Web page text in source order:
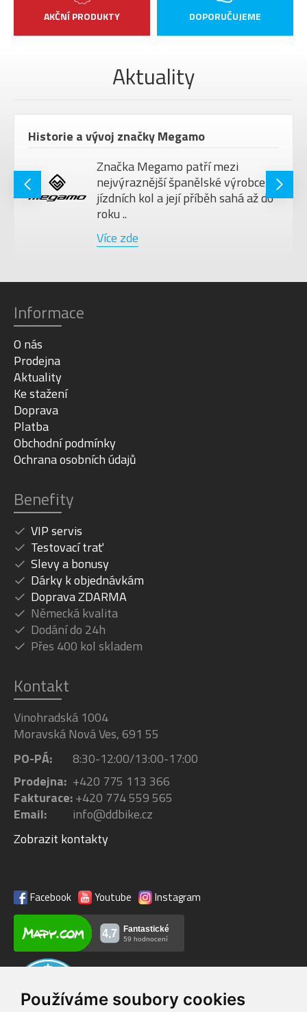
Používáme soubory cookies
AKČNÍ PRODUKTY DOPORUČUJEME
Aktuality
Historie a vývoj značky Megamo
Značka Megamo patří mezi
nejvýraznější španělské výrobce
jízdních kol a její příběh sahá až do
roku ..
Více zde
Informace
O nás
Prodejna
Aktuality
Ke stažení
Doprava
Platba
Obchodní podmínky
Ochrana osobních údajů
Benefity
VIP servis
Testovací trať
Slevy a bonusy
Dárky k objednávkám
Doprava ZDARMA
Německá kvalita
Dodání do 24h
Přes 400 kol skladem
Kontakt
Vinohradská 1004
Moravská Nová Ves, 691 55
PO-PÁ:
8:30-12:00/13:00-17:00
Prodejna: +420 775 113 366
Fakturace:+420 774 559 565
Email:
info@ddbike.cz
Zobrazit kontakty
Facebook Youtube Instagram